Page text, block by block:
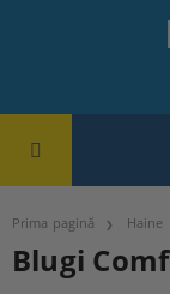
Prima pagină Haine
Blugi